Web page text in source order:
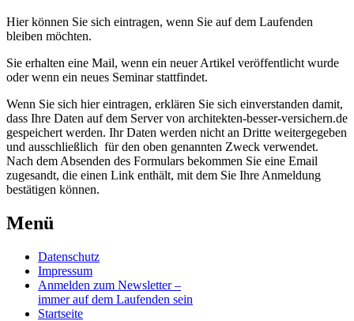
Hier können Sie sich eintragen, wenn Sie auf dem Laufenden
bleiben möchten.
Sie erhalten eine Mail, wenn ein neuer Artikel veröffentlicht wurde
oder wenn ein neues Seminar stattfindet.
Wenn Sie sich hier eintragen, erklären Sie sich einverstanden damit,
dass Ihre Daten auf dem Server von architekten-besser-versichern.de
gespeichert werden. Ihr Daten werden nicht an Dritte weitergegeben
und ausschließlich für den oben genannten Zweck verwendet.
Nach dem Absenden des Formulars bekommen Sie eine Email
zugesandt, die einen Link enthält, mit dem Sie Ihre Anmeldung
bestätigen können.
Menü
Datenschutz
Impressum
Anmelden zum Newsletter –
immer auf dem Laufenden sein
Startseite